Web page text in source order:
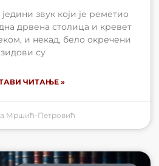
звук који је реметио
дрвена столица и кревет
и некад, бело окречени
зидови су
ЧИТАЊЕ »
Мршић-Петровић